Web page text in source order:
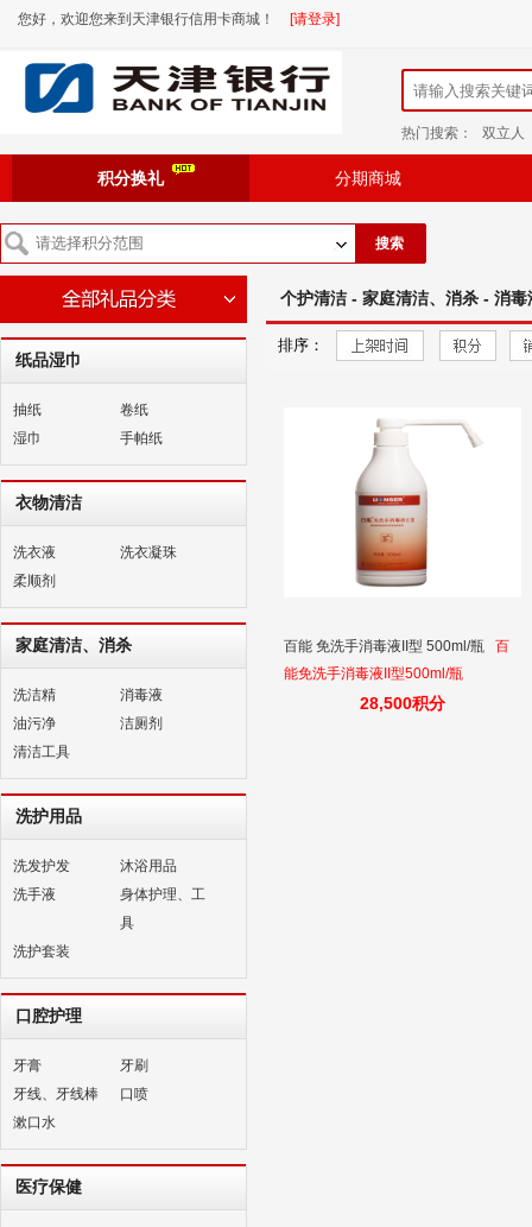
您好，欢迎您来到天津银行信用卡商城！ [请登录]
热门搜索： 双立人
积分换礼 分期商城
搜索
纸品湿巾
抽纸
卷纸
湿巾
手帕纸
衣物清洁
洗衣液
洗衣凝珠
柔顺剂
家庭清洁、消杀
洗洁精
消毒液
油污净
洁厕剂
清洁工具
洗护用品
洗发护发
沐浴用品
洗手液
身体护理、工
具
洗护套装
口腔护理
牙膏
牙刷
牙线、牙线棒
口喷
漱口水
医疗保健
个护清洁 - 家庭清洁、消杀 - 消毒
排序：
百能 免洗手消毒液II型 500ml/瓶
百
能免洗手消毒液II型500ml/瓶
28,500积分